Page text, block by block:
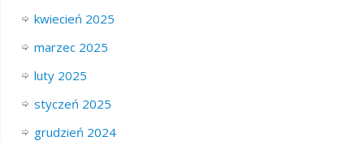
kwiecień 2025
marzec 2025
luty 2025
styczeń 2025
grudzień 2024